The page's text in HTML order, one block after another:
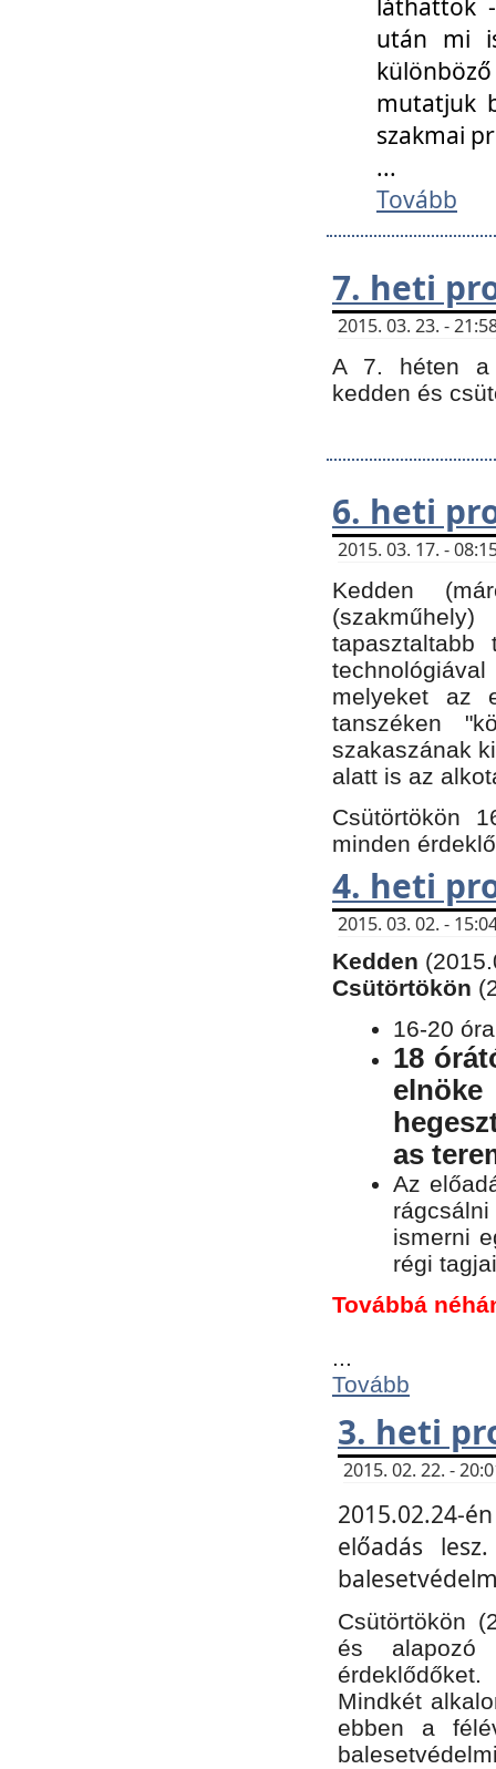
után mi
mutatjuk
szakmai
...
Tovább
7. heti
2015. 03. 23. -
A 7. héten a
kedden és
6. heti
2015. 03. 17. -
Kedden
tapasztaltabb
melyeket az
tanszéken
szakaszának
alatt is az
Csütörtökön
minden
4. heti
2015. 03. 02. -
Kedden
Csütörtökön
16-20
18
as
Az
ismerni
régi
Továbbá
...
Tovább
3. heti
2015. 02. 22. -
2015.02.24-
előadás
Csütörtökön
és alapozó
érdeklődőket.
Mindkét
ebben a